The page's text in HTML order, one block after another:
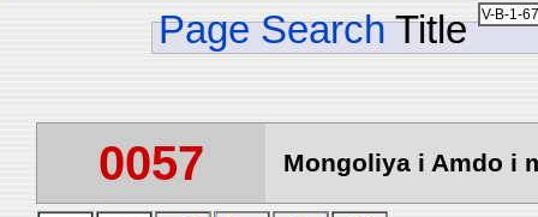
Page Search Title
0057 Mongoliya i Amdo i